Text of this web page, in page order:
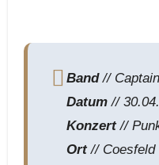
Band//
Datum//
Konzert//
Ort// Coesfeld